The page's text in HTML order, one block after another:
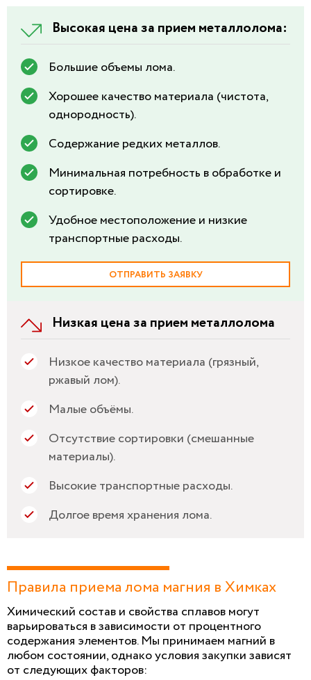
Высокая цена за прием металлолома:
Большие объемы лома.
Хорошее качество материала (чистота,
однородность).
Содержание редких металлов.
Минимальная потребность в обработке и
сортировке.
Удобное местоположение и низкие
транспортные расходы.
ОТПРАВИТЬ ЗАЯВКУ
Низкая цена за прием металлолома
Низкое качество материала (грязный,
ржавый лом).
Малые объёмы.
Отсутствие сортировки (смешанные
материалы).
Высокие транспортные расходы.
Долгое время хранения лома.
Правила приема лома магния в Химках
Химический состав и свойства сплавов могут
варьироваться в зависимости от процентного
содержания элементов. Мы принимаем магний в
любом состоянии, однако условия закупки зависят
от следующих факторов: